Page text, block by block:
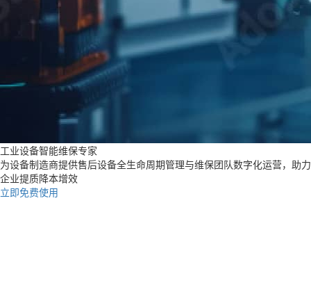
工业设备智能维保专家
为设备制造商提供售后设备全生命周期管理与维保团队数字化运营，助力
企业提质降本增效
立即免费使用